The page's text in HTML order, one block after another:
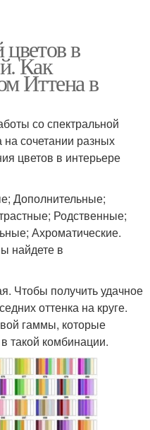
в
Как
Иттена в
со спектральной
сочетании разных
цветов в интерьере
Дополнительные;
Родственные;
Ахроматические.
найдете в
Чтобы получить удачное
оттенка на круге.
гаммы, которые
такой комбинации.